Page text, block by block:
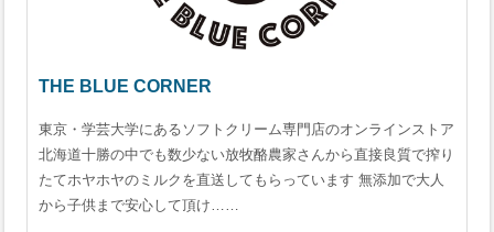
THE BLUE CORNER
東京・学芸大学にあるソフトクリーム専門店のオンラインストア
北海道十勝の中でも数少ない放牧酪農家さんから直接良質で搾り
たてホヤホヤのミルクを直送してもらっています 無添加で大人
から子供まで安心して頂け……